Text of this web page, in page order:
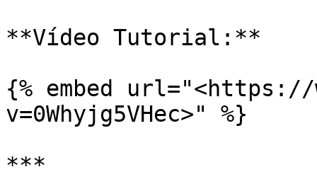
**Vídeo Tutorial:**
{% embed url="<https://
v=0Whyjg5VHec>" %}
***